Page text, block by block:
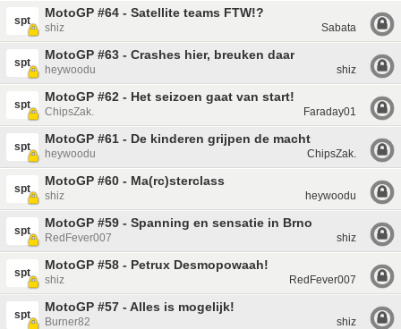
spt
MotoGP #64 - Satellite teams FTW!?
shiz Sabata
spt
MotoGP #63 - Crashes hier, breuken daar
heywoodu shiz
spt
MotoGP #62 - Het seizoen gaat van start!
ChipsZak. Faraday01
spt
MotoGP #61 - De kinderen grijpen de macht
heywoodu ChipsZak.
spt
MotoGP #60 - Ma(rc)sterclass
shiz heywoodu
spt
MotoGP #59 - Spanning en sensatie in Brno
RedFever007 shiz
spt
MotoGP #58 - Petrux Desmopowaah!
shiz RedFever007
spt
MotoGP #57 - Alles is mogelijk!
Burner82 shiz